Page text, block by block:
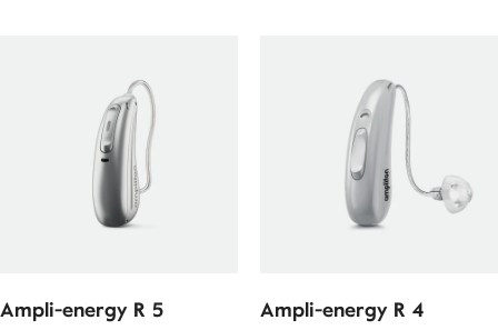
Ampli-energy R 5 Ampli-energy R 4